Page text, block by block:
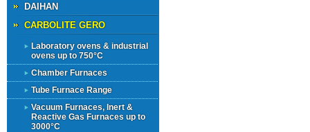
DAIHAN
CARBOLITE GERO
Laboratory ovens & industrial
ovens up to 750°C
Chamber Furnaces
Tube Furnace Range
Vacuum Furnaces, Inert &
Reactive Gas Furnaces up to
3000°C